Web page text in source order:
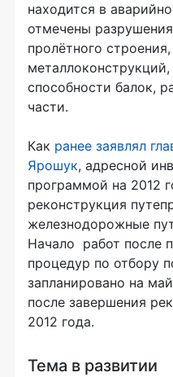
находится в
отмечены
пролётного
способности балок,
части.
Как ранее заявлял
Ярошук, адресной
программой на 2012
реконструкция
железнодорожные
Начало работ после
процедур по отбору
запланировано на
после завершения
2012 года.
Тема в развитии